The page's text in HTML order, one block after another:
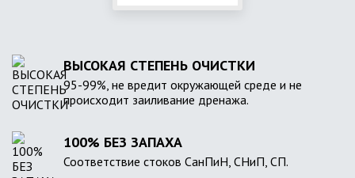
ВЫСОКАЯ СТЕПЕНЬ ОЧИСТКИ
95-99%, не вредит окружающей среде и не
происходит заиливание дренажа.
100% БЕЗ ЗАПАХА
Соответствие стоков СанПиН, СНиП, СП.